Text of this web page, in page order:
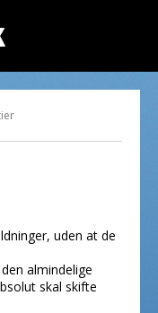
uden at de
almindelige
skal skifte